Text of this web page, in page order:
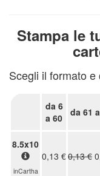
Lab
Stampa le
Scegli il formato
da 6
a 60
da 61
8.5x10
inCartha
0,13 €0,13 €